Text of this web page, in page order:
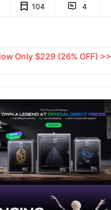
104  4
Only $229 (26% OFF) >>